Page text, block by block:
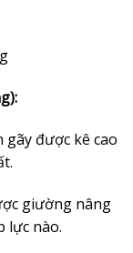
gãy được kê cao
giường nâng
lực nào.